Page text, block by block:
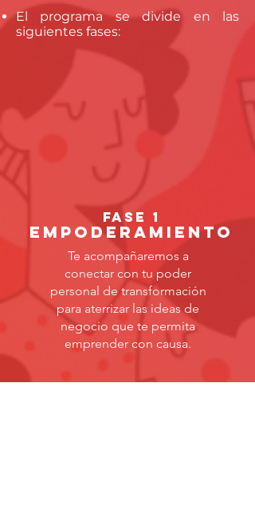
El programa se divide en las
siguientes fases:
fase 1
EMPODERAMIENTO
Te acompañaremos a
conectar con tu poder
personal de transformación
para aterrizar las ideas de
negocio que te permita
emprender con causa.